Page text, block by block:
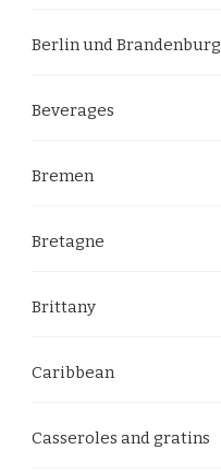
Berlin und Brandenburg
Beverages
Bremen
Bretagne
Brittany
Caribbean
Casseroles and gratins